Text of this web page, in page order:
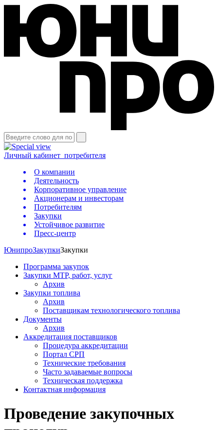
Личный кабинет потребителя
О компании
Деятельность
Корпоративное управление
Акционерам и инвесторам
Потребителям
Закупки
Устойчивое развитие
Пресс-центр
ЮнипроЗакупкиЗакупки
Программа закупок
Закупки МТР, работ, услуг
Архив
Закупки топлива
Архив
Поставщикам технологического топлива
Документы
Архив
Аккредитация поставщиков
Процедура аккредитации
Портал СРП
Технические требования
Часто задаваемые вопросы
Техническая поддержка
Контактная информация
Проведение закупочных